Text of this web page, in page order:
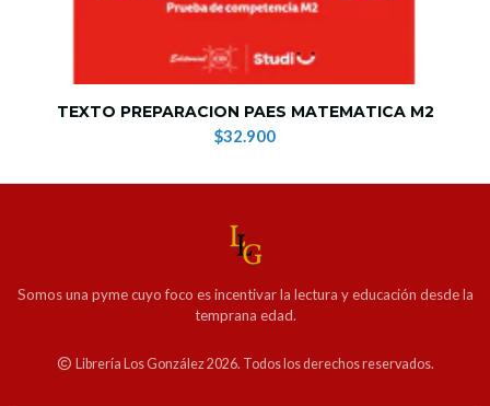
TEXTO PREPARACION PAES MATEMATICA M2
$32.900
Somos una pyme cuyo foco es incentivar la lectura y educación desde la
temprana edad.
Librería Los González 2026. Todos los derechos reservados.